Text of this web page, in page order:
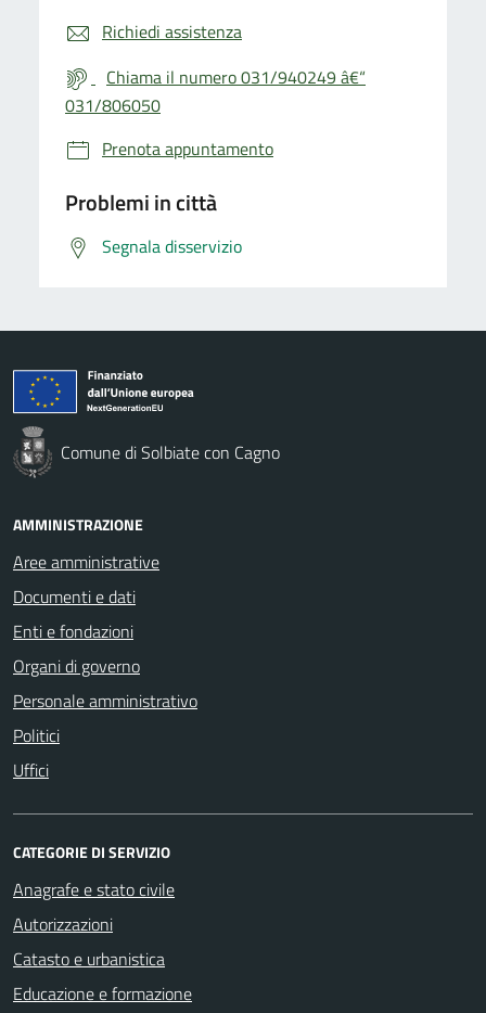
Richiedi assistenza
Chiama il numero 031/940249 â€“
031/806050
Prenota appuntamento
Problemi in città
Segnala disservizio
Comune di Solbiate con Cagno
AMMINISTRAZIONE
Aree amministrative
Documenti e dati
Enti e fondazioni
Organi di governo
Personale amministrativo
Politici
Uffici
CATEGORIE DI SERVIZIO
Anagrafe e stato civile
Autorizzazioni
Catasto e urbanistica
Educazione e formazione